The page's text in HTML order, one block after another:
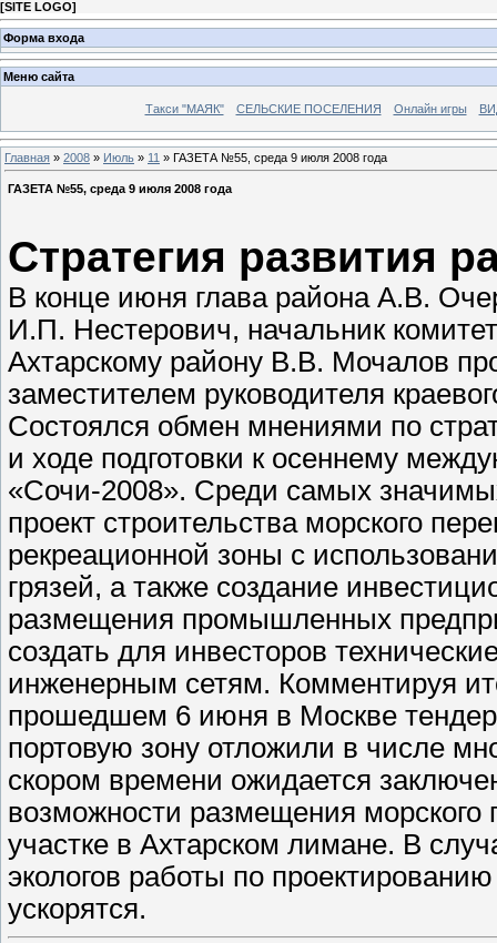
[SITE LOGO]
Форма входа
Меню сайта
Такси "МАЯК" СЕЛЬСКИЕ ПОСЕЛЕНИЯ Онлайн игры
Главная » 2008 » Июль » 11 » ГАЗЕТА №55, среда 9 июля 2008 года
ГАЗЕТА №55, среда 9 июля 2008 года
Стратегия развития
В конце июня глава района А.В.
И.П. Нестерович, начальник
Ахтарскому району В.В. Мочалов
заместителем руководителя
Состоялся обмен мнениями по
и ходе подготовки к осеннему
«Сочи-2008». Среди самых
проект строительства морского
рекреационной зоны с
грязей, а также создание
размещения промышленных
создать для инвесторов
инженерным сетям. Комментируя
прошедшем 6 июня в Москве
портовую зону отложили в числе
скором времени ожидается
возможности размещения морского
участке в Ахтарском лимане. В
экологов работы по
ускорятся.